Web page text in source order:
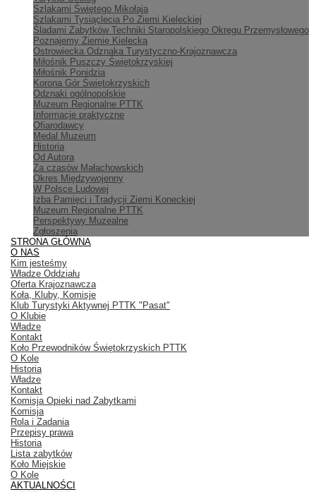
Szlakami Świętego Mikołaja
Szlakami Tysiąclecia Po Ziemi Kieleckiej
Śladami Zabytków Techniki Staropolskiego Okręgu Przemysłowego
Poznajemy Ziemię Kielecką
Ostrowiecka Odznaka Turystyczno-Krajoznawcza
Miłośnik Puszczy Świętokrzyskiej
Miłośnik Ponidzia
Korona Gór Świętokrzyskich
Odznaki ogólnopolskie
Muzeum Regionalne PTTK
Informacje praktyczne
Ofiarodawcy
Medal Muzeum
Historia
Od Autora
Za czasów Małachowskich
Okres Międzywojenny
W Polsce Ludowej
Izba Pamięci i Tradycji Ziemi Koneckiej
Muzeum Regionalne PTTK
Perspektywy Muzealne
Zgłoszenia
STRONA GŁÓWNA
O NAS
Kim jesteśmy
Władze Oddziału
Oferta Krajoznawcza
Koła, Kluby, Komisje
Klub Turystyki Aktywnej PTTK "Pasat"
O Klubie
Władze
Kontakt
Koło Przewodników Świętokrzyskich PTTK
O Kole
Historia
Władze
Kontakt
Komisja Opieki nad Zabytkami
Komisja
Rola i Zadania
Przepisy prawa
Historia
Lista zabytków
Koło Miejskie
O Kole
AKTUALNOŚCI